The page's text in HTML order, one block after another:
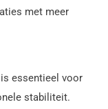
met meer
essentieel voor
stabiliteit.